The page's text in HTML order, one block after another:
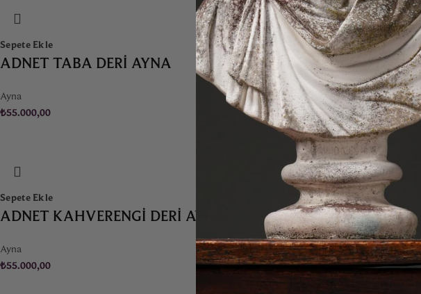
Sepete Ekle
ADNET TABA DERI AYNA
Ayna
₺55.000,00
Sepete Ekle
ADNET KAHVERENGI DERI AYNA
Ayna
₺55.000,00